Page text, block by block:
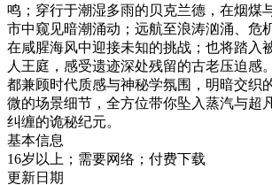
鸣；穿行于潮湿多雨的贝克兰德，在烟煤
市中窥见暗潮涌动；远航至浪涛汹涌、危
在咸腥海风中迎接未知的挑战；也将踏入
人王庭，感受遗迹深处残留的古老压迫感
都兼顾时代质感与神秘学氛围，明暗交织
微的场景细节，全方位带你坠入蒸汽与超
纠缠的诡秘纪元。
基本信息
16岁以上；需要网络；付费下载
更新日期